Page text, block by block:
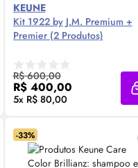
à sacola
KEUNE
Kit 1922 by J.M. Premium +
Premier (2 Produtos)
R$ 600,00
R$ 400,00
5x R$ 80,00
Compre Agora ❯
-33%